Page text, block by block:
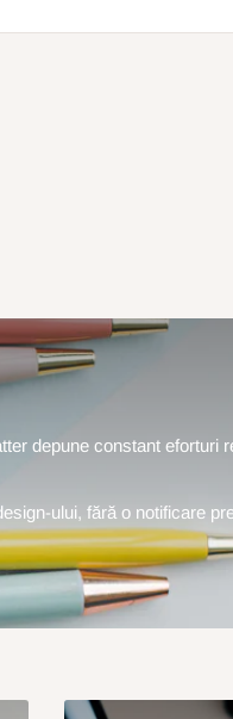
depune constant eforturi
ului, fără o notificare